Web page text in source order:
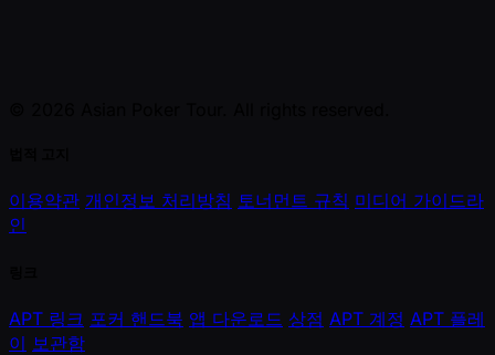
이용약관 개인정보 처리방침 토너먼트 규칙 미디어 가이드라
인
APT 링크 포커 핸드북 앱 다운로드 상점 APT 계정 APT 플레
이 보관함